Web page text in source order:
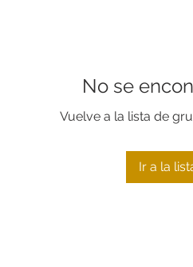
No se
Vuelve a la lista de
Ir a la